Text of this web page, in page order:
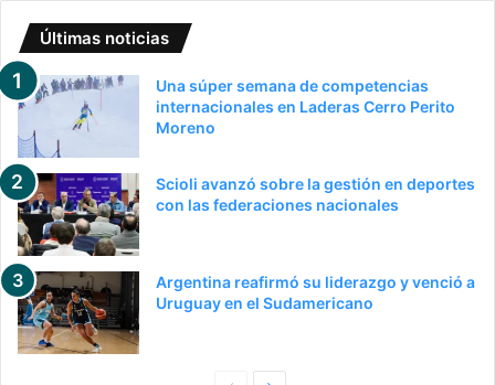
Últimas noticias
Una súper semana de competencias
internacionales en Laderas Cerro Perito
Moreno
Scioli avanzó sobre la gestión en deportes
con las federaciones nacionales
Argentina reafirmó su liderazgo y venció a
Uruguay en el Sudamericano